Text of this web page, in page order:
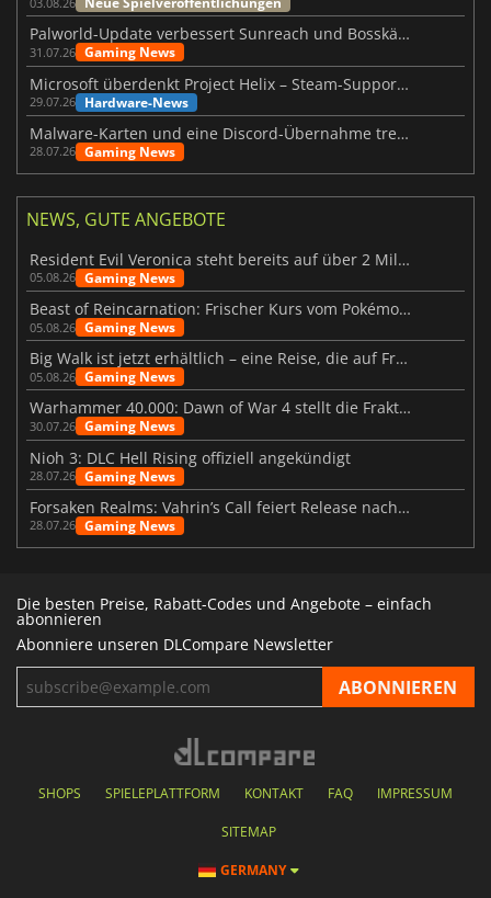
Palworld-Update verbessert Sunreach und Bosskämpfe deutlich
31.07.26 Gaming News
Microsoft überdenkt Project Helix – Steam-Support gefährdet
29.07.26 Hardware-News
Malware-Karten und eine Discord-Übernahme treffen Meccha Chameleon
28.07.26 Gaming News
NEWS, GUTE ANGEBOTE
Resident Evil Veronica steht bereits auf über 2 Millionen Wunschlisten
05.08.26 Gaming News
Beast of Reincarnation: Frischer Kurs vom Pokémon-Studio
05.08.26 Gaming News
Big Walk ist jetzt erhältlich – eine Reise, die auf Freundschaft basiert
05.08.26 Gaming News
Warhammer 40.000: Dawn of War 4 stellt die Fraktion der Necrons vor
30.07.26 Gaming News
Nioh 3: DLC Hell Rising offiziell angekündigt
28.07.26 Gaming News
Forsaken Realms: Vahrin’s Call feiert Release nach 10 Jahren
28.07.26 Gaming News
Die besten Preise, Rabatt-Codes und Angebote – einfach
abonnieren
Abonniere unseren DLCompare Newsletter
SHOPS SPIELEPLATTFORM KONTAKT FAQ IMPRESSUM
SITEMAP
GERMANY